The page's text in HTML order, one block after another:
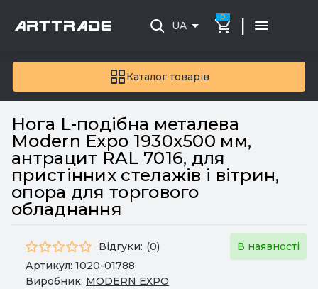
Каталог товарів
UA
0 |
Нога L-подібна металева
Modern Expo 1930x500 мм,
антрацит RAL 7016, для
пристінних стелажів і вітрин,
опора для торгового
обладнання
Відгуки: (0)
В наявності
Артикул: 1020-01788
Виробник: MODERN EXPO